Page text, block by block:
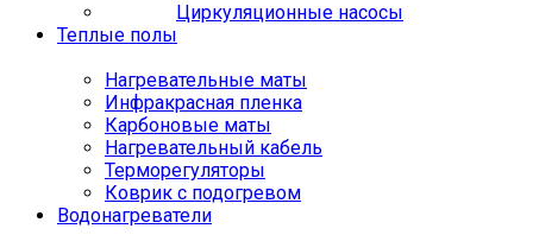
Циркуляционные насосы
Теплые полы
Нагревательные маты
Инфракрасная пленка
Карбоновые маты
Нагревательный кабель
Терморегуляторы
Коврик с подогревом
Водонагреватели